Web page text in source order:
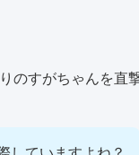
のすがちゃんを直